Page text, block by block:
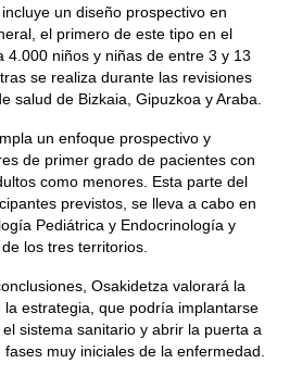
un diseño prospectivo en
el primero de este tipo en el
4.000 niños y niñas de entre 3 y 13
se realiza durante las revisiones
salud de Bizkaia, Gipuzkoa y Araba.
un enfoque prospectivo y
de primer grado de pacientes con
como menores. Esta parte del
previstos, se lleva a cabo en
Pediátrica y Endocrinología y
los tres territorios.
Osakidetza valorará la
la estrategia, que podría implantarse
sistema sanitario y abrir la puerta a
muy iniciales de la enfermedad.